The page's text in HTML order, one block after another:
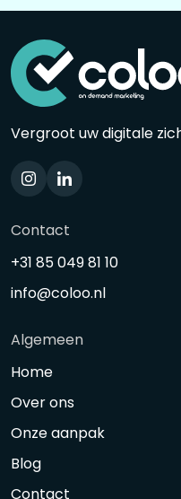
Vergroot uw digitale
Contact
+31 85 049 81 10
info@coloo.nl
Algemeen
Home
Over ons
Onze aanpak
Blog
Contact